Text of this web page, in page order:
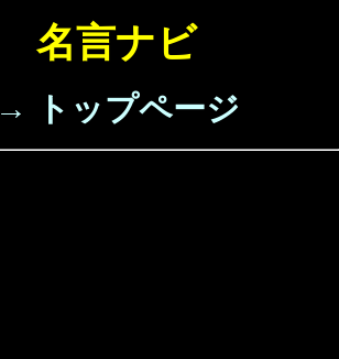
名言ナビ
→ トップページ